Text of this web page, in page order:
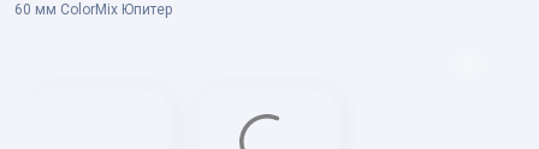
60 мм ColorMix Юпитер